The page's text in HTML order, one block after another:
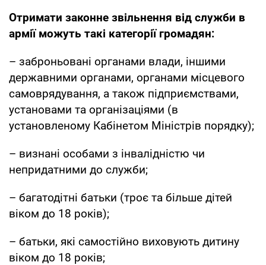
Отримати законне звільнення від служби в
армії можуть такі категорії громадян:
– заброньовані органами влади, іншими
державними органами, органами місцевого
самоврядування, а також підприємствами,
установами та організаціями (в
установленому Кабінетом Міністрів порядку);
– визнані особами з інвалідністю чи
непридатними до служби;
– багатодітні батьки (троє та більше дітей
віком до 18 років);
– батьки, які самостійно виховують дитину
віком до 18 років;